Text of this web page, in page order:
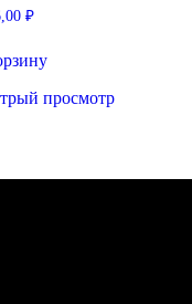
₽
просмотр